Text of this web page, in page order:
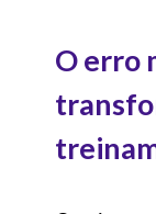
O erro